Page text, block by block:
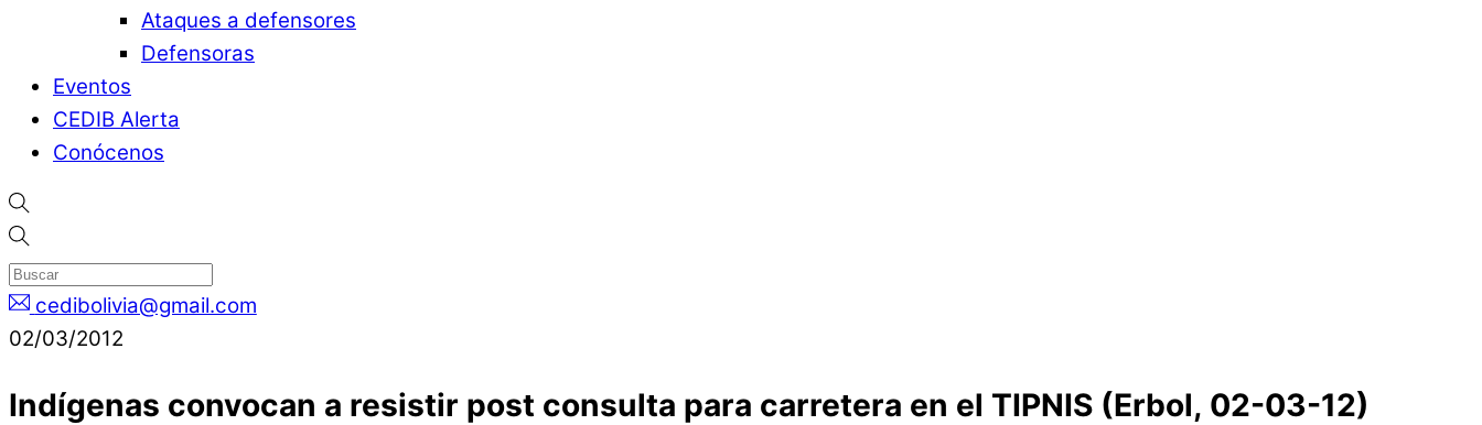
Ataques a defensores
Defensoras
Eventos
CEDIB Alerta
Conócenos
cedibolivia@gmail.com
02/03/2012
Indígenas convocan a resistir post consulta para carretera en el TIPNIS (Erbol, 02-03-12)